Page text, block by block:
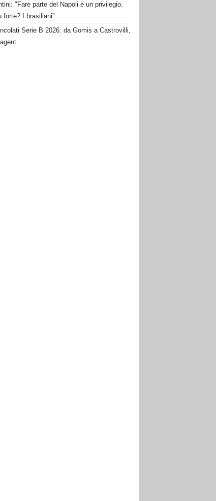
"Fare parte del Napoli è un privilegio.
forte? I brasiliani"
Serie B 2026: da Gomis a Castrovilli,